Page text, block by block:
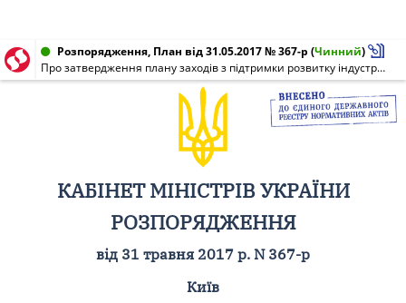
Розпорядження, План від 31.05.2017 № 367-р (Чинний)
Про затвердження плану заходів з підтримки розвитку індустрії програмної продукції України на 2017 рік